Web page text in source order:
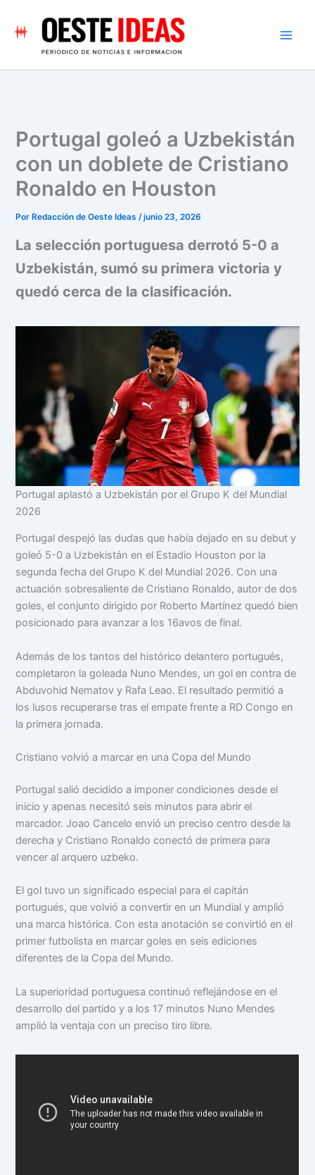
contenido
Portugal goleó a Uzbekistán
con un doblete de Cristiano
Ronaldo en Houston
Por Redacción de Oeste Ideas/junio 23, 2026
La selección portuguesa derrotó 5-0 a
Uzbekistán, sumó su primera victoria y
quedó cerca de la clasificación.
Portugal aplastó a Uzbekistán por el Grupo K del Mundial
2026
Portugal despejó las dudas que había dejado en su debut y
goleó 5-0 a Uzbekistán en el Estadio Houston por la
segunda fecha del Grupo K del Mundial 2026. Con una
actuación sobresaliente de Cristiano Ronaldo, autor de dos
goles, el conjunto dirigido por Roberto Martínez quedó bien
posicionado para avanzar a los 16avos de final.
Además de los tantos del histórico delantero portugués,
completaron la goleada Nuno Mendes, un gol en contra de
Abduvohid Nematov y Rafa Leao. El resultado permitió a
los lusos recuperarse tras el empate frente a RD Congo en
la primera jornada.
Cristiano volvió a marcar en una Copa del Mundo
Portugal salió decidido a imponer condiciones desde el
inicio y apenas necesitó seis minutos para abrir el
marcador. Joao Cancelo envió un preciso centro desde la
derecha y Cristiano Ronaldo conectó de primera para
vencer al arquero uzbeko.
El gol tuvo un significado especial para el capitán
portugués, que volvió a convertir en un Mundial y amplió
una marca histórica. Con esta anotación se convirtió en el
primer futbolista en marcar goles en seis ediciones
diferentes de la Copa del Mundo.
La superioridad portuguesa continuó reflejándose en el
desarrollo del partido y a los 17 minutos Nuno Mendes
amplió la ventaja con un preciso tiro libre.